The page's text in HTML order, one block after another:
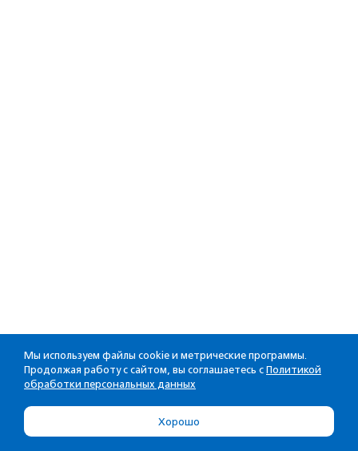
Мы используем файлы cookie и метрические программы.
Продолжая работу с сайтом, вы соглашаетесь с Политикой
обработки персональных данных
Хорошо